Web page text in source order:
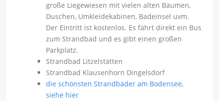
große Liegewiesen mit vielen alten Bäumen,
Duschen, Umkleidekabinen, Badeinsel uvm.
Der Eintritt ist kostenlos. Es fährt direkt ein Bus
zum Strandbad und es gibt einen großen
Parkplatz.
Strandbad Litzelstätten
Strandbad Klausenhorn Dingelsdorf
die schönsten Strandbäder am Bodensee,
siehe hier